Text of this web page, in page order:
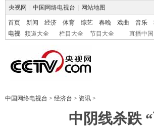
央视网 中国网络电视台 网站地图
首页 新闻 经济 体育 综艺 春晚 戏曲 音乐
电视
频道大全 栏目大全 节目大全 直播中国
中国网络电视台 > 经济台 > 资讯 >
中阴线杀跌